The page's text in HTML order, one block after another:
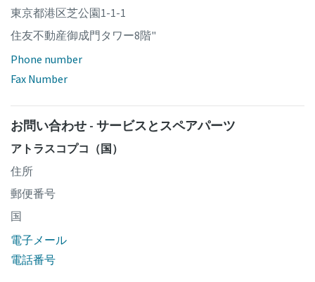
東京都港区芝公園1-1-1
住友不動産御成門タワー8階"
Phone number
Fax Number
お問い合わせ - サービスとスペアパーツ
アトラスコプコ（国）
住所
郵便番号
国
電子メール
電話番号